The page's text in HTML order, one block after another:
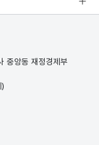
중앙동 재정경제부